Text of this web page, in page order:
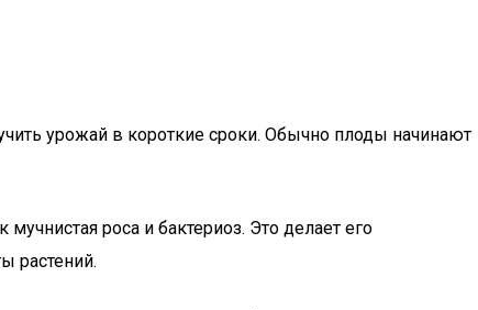
урожай в короткие сроки. Обычно плоды начинают
роса и бактериоз. Это делает его
растений.